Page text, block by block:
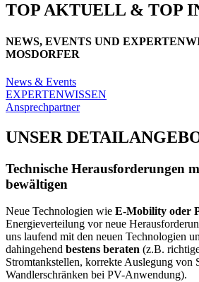
TOP AKTUELL & TOP
NEWS, EVENTS UND
MOSDORFER
News & Events
EXPERTENWISSEN
Ansprechpartner
UNSER
Technische Herausforderungen
bewältigen
Neue Technologien wie E-Mobility oder
Energieverteilung vor neue
uns laufend mit den neuen Technologien
dahingehend bestens beraten (z.B.
Stromtankstellen, korrekte Auslegung von
Wandlerschränken bei PV-Anwendung).